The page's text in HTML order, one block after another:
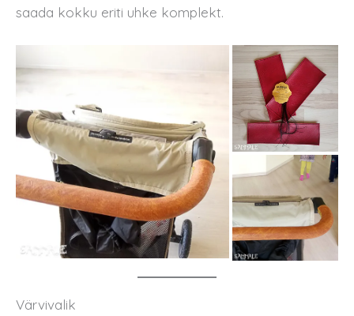
saada kokku eriti uhke komplekt.
Värvivalik